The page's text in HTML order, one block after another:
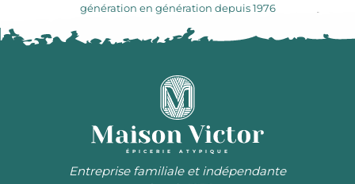
génération en génération depuis 1976
ÉPICERIE ATYPIQUE
Entreprise familiale et indépendante